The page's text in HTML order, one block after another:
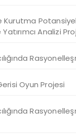
Kurutma
Yatırımcı Analizi
Oyun Projesi